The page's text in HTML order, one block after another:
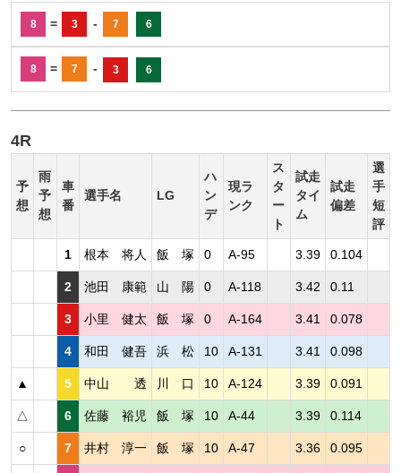
8 = 3 - 7 6
8 = 7 - 3 6
4R
予
想
雨
予
想
車
番
選手名 LG
ハ
ン
デ
現ラ
ンク
ス
タ
ー
ト
試走
タイ
ム
試走
偏差
選
手
短
評
1 根本 将人 飯 塚 0 A-95 3.39 0.104
2 池田 康範 山 陽 0 A-118 3.42 0.11
3 小里 健太 飯 塚 0 A-164 3.41 0.078
4 和田 健吾 浜 松 10 A-131 3.41 0.098
▲ 5 中山 透 川 口 10 A-124 3.39 0.091
△ 6 佐藤 裕児 飯 塚 10 A-44 3.39 0.114
○ 7 井村 淳一 飯 塚 10 A-47 3.36 0.095